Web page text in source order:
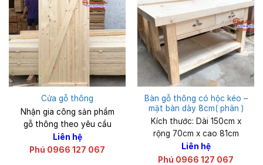
Cửa gỗ thông
Nhận gia công sản phẩm
gỗ thông theo yêu cầu
Liên hệ
Phú 0966 127 067
Bàn gỗ thông có hộc kéo –
mặt bàn dày 8cm( phân )
Kích thước: Dài 150cm x
rộng 70cm x cao 81cm
Liên hệ
Phú 0966 127 067